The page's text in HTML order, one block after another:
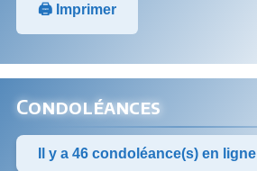
🖨️ Imprimer
Condoléances
Il y a 46 condoléance(s) en ligne